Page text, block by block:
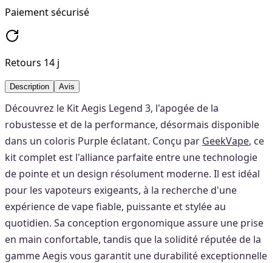
Paiement sécurisé
Retours 14 j
Description Avis
Découvrez le Kit Aegis Legend 3, l'apogée de la
robustesse et de la performance, désormais disponible
dans un coloris Purple éclatant. Conçu par GeekVape, ce
kit complet est l'alliance parfaite entre une technologie
de pointe et un design résolument moderne. Il est idéal
pour les vapoteurs exigeants, à la recherche d'une
expérience de vape fiable, puissante et stylée au
quotidien. Sa conception ergonomique assure une prise
en main confortable, tandis que la solidité réputée de la
gamme Aegis vous garantit une durabilité exceptionnelle